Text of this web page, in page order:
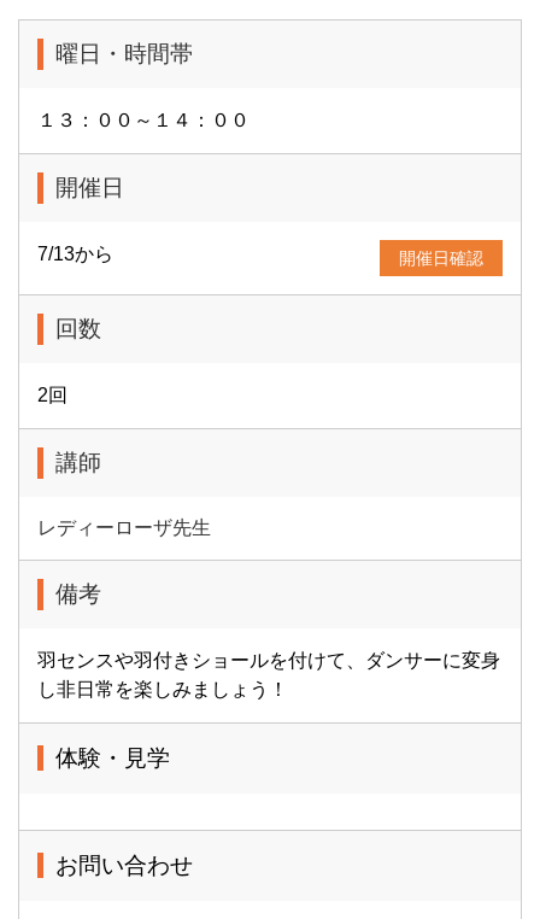
曜日・時間帯
１３：００～１４：００
開催日
7/13から 開催日確認
回数
2回
講師
レディーローザ先生
備考
羽センスや羽付きショールを付けて、ダンサーに変身
し非日常を楽しみましょう！
体験・見学
お問い合わせ